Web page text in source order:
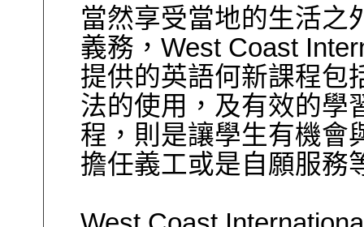
當然享受當地的生活之
義務， West Coast
提供的英語何新課程包
法的使用，及有效的學
程，則是讓學生有機會
擔任義工或是自願服務